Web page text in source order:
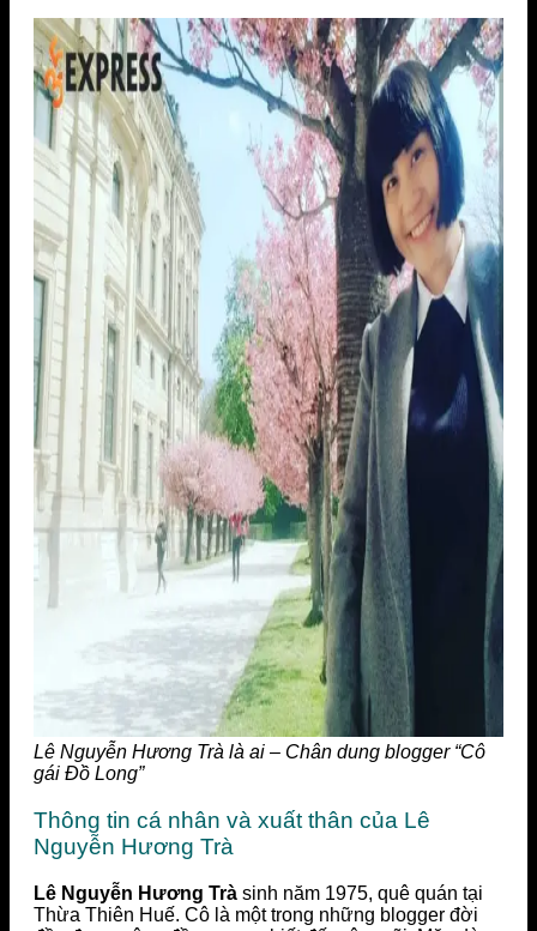
Lê Nguyễn Hương Trà là ai – Chân dung blogger “Cô
gái Đồ Long”
Thông tin cá nhân và xuất thân của Lê
Nguyễn Hương Trà
Lê Nguyễn Hương Trà sinh năm 1975, quê quán tại
Thừa Thiên Huế. Cô là một trong những blogger đời